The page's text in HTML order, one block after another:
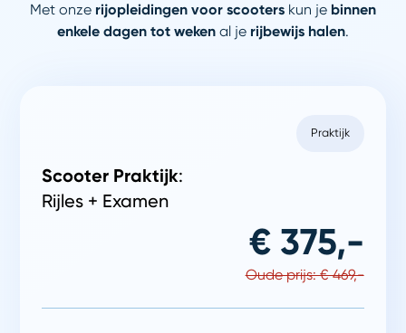
Met onze rijopleidingen voor scooters kun je binnen
enkele dagen tot weken al je rijbewijs halen.
Praktijk
Scooter Praktijk:
Rijles + Examen
€ 375,-
Oude prijs: € 469,-